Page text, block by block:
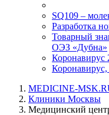
SQ109 –
Разработка
Товарный
ОЭЗ «Дубна»
MEDICINE-
Клиники Москвы
Медицинский